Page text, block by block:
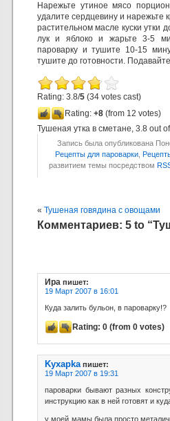
Нарежьте утиное мясо
удалите сердцевину и нарежьте
растительном масле куски утки
лук и яблоко и жарьте 3-5
пароварку и тушите 10-15
тушите до готовности.
Rating: 3.8/5 (34 votes cast)
Rating: +8 (from 12 votes)
Тушеная утка в сметане, 3.8 out of
Запись была опубликована
Рецепты для пароварки,
развитием темы посредством
« Тушеная говядина с овощами
Комментариев: 5 to
Ира пишет:
19 Март 2007 в 16:01
Куда залить бульон, в пароварку!?
Rating: 0 (from 0 votes)
Kyxapka пишет:
19 Март 2007 в 19:31
пароварки бывают разных
инструкцию как в ней готовят и
у моей мамы была просто